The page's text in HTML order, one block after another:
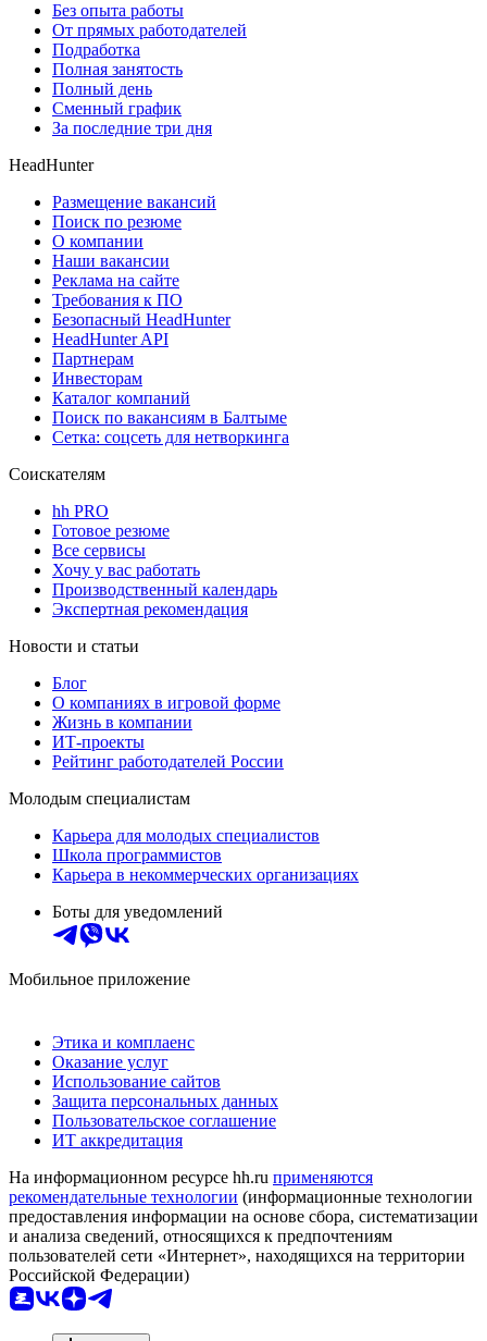
Без опыта работы
От прямых работодателей
Подработка
Полная занятость
Полный день
Сменный график
За последние три дня
HeadHunter
Размещение вакансий
Поиск по резюме
О компании
Наши вакансии
Реклама на сайте
Требования к ПО
Безопасный HeadHunter
HeadHunter API
Партнерам
Инвесторам
Каталог компаний
Поиск по вакансиям в Балтыме
Сетка: соцсеть для нетворкинга
Соискателям
hh PRO
Готовое резюме
Все сервисы
Хочу у вас работать
Производственный календарь
Экспертная рекомендация
Новости и статьи
Блог
О компаниях в игровой форме
Жизнь в компании
ИТ-проекты
Рейтинг работодателей России
Молодым специалистам
Карьера для молодых специалистов
Школа программистов
Карьера в некоммерческих организациях
Боты для уведомлений
Мобильное приложение
Этика и комплаенс
Оказание услуг
Использование сайтов
Защита персональных данных
Пользовательское соглашение
ИТ аккредитация
На информационном ресурсе hh.ru применяются
рекомендательные технологии (информационные технологии
предоставления информации на основе сбора, систематизации
и анализа сведений, относящихся к предпочтениям
пользователей сети «Интернет», находящихся на территории
Российской Федерации)